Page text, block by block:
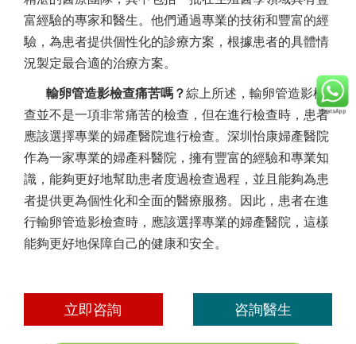
富經驗的專家和醫生。他們通過專業的技術和豐富的經
驗，為患者提供個性化的診療方案，根據患者的具體情
況製定最合適的治療方案。
輸卵管造影檢查痛苦嗎？綜上所述，輸卵管造影檢
查並不是一項非常痛苦的檢查，但在進行檢查時，患者
應該選擇專業的婦產醫院進行檢查。深圳怡康婦產醫院
作為一家專業的婦產科醫院，擁有豐富的經驗和專業知
識，能夠更好地幫助患者度過檢查過程，並且能夠為患
者提供更為個性化和全面的醫療服務。因此，患者在進
行輸卵管造影檢查時，應該選擇專業的婦產醫院，這樣
能夠更好地保障自己的健康和安全。
立即咨詢 咨詢醫生